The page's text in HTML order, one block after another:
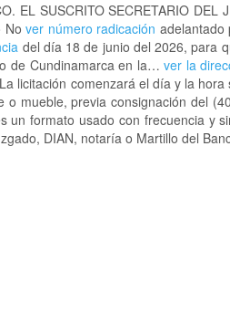
EL SUSCRITO SECRETARIO DEL
Nover número radicación adelantado
del día 18 de junio del 2026, para
de Cundinamarca en la…ver la
licitación comenzará el día y la
mueble, previa consignación del
formato usado con frecuencia y
DIAN, notaría o Martillo del